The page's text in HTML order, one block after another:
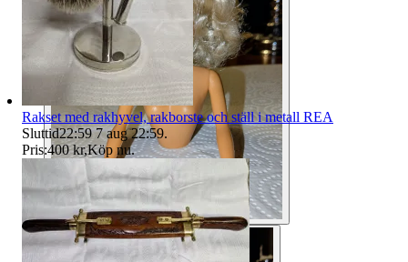
Rakset med rakhyvel, rakborste och ställ i metall REA
Sluttid22:59 7 aug 22:59.
Pris:400 kr,Köp nu.